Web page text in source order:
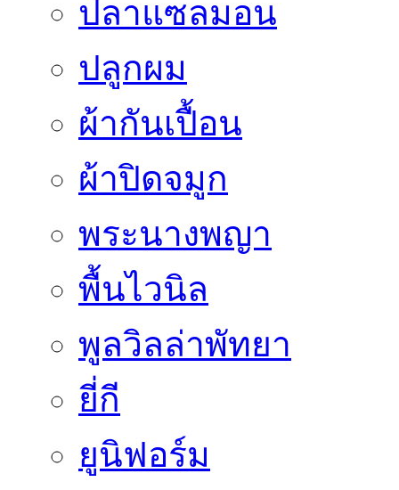
ปลาแซลมอน
ปลูกผม
ผ้ากันเปื้อน
ผ้าปิดจมูก
พระนางพญา
พื้นไวนิล
พูลวิลล่าพัทยา
ยี่กี
ยูนิฟอร์ม